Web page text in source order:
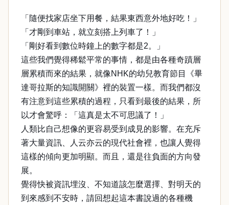
「隨便找家店坐下用餐，結果東西意外地好吃！」
「才剛到車站，就立刻搭上列車了！」
「剛好看到數位時鐘上的數字都是2。」
這些我們覺得稀鬆平常的事情，都是由各種奇蹟層
層累積而來的結果，就像NHK的幼兒教育節目《畢
達哥拉斯的知識開關》裡的裝置一樣。而我們都沒
有注意到這些累積的過程，只看到最後的結果，所
以才會驚呼：「這真是太不可思議了！」
人類比自己想像的更容易受到成見的影響。在充斥
著大量資訊、人云亦云的現代社會裡，也讓人覺得
這樣的傾向更加明顯。而且，還是往負面的方向發
展。
覺得快被資訊埋沒、不知道該怎麼選擇、對明天的
到來感到不安時，請回想起這本書說過的各種機